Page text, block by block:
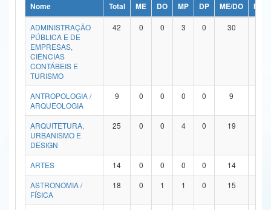
Ministério da Ciência, Tecnologia, Inovações e Comunicações
Ministério do Meio Ambiente
Ministério do Turismo
Ministério do Desenvolvimento Regional
Controladoria-Geral da União
Ministério da Mulher, da Família e dos Direitos Humanos
Secretaria de Governo
Nome Total ME DO MP DP ME/DO
MP/
ADMINISTRAÇÃO
PÚBLICA E DE
EMPRESAS,
CIÊNCIAS
CONTÁBEIS E
TURISMO
42 0 0 3 0 30
ANTROPOLOGIA /
ARQUEOLOGIA
9 0 0 0 0 9
ARQUITETURA,
URBANISMO E
DESIGN
25 0 0 4 0 19
ARTES 14 0 0 0 0 14
ASTRONOMIA /
FÍSICA
18 0 1 1 0 15